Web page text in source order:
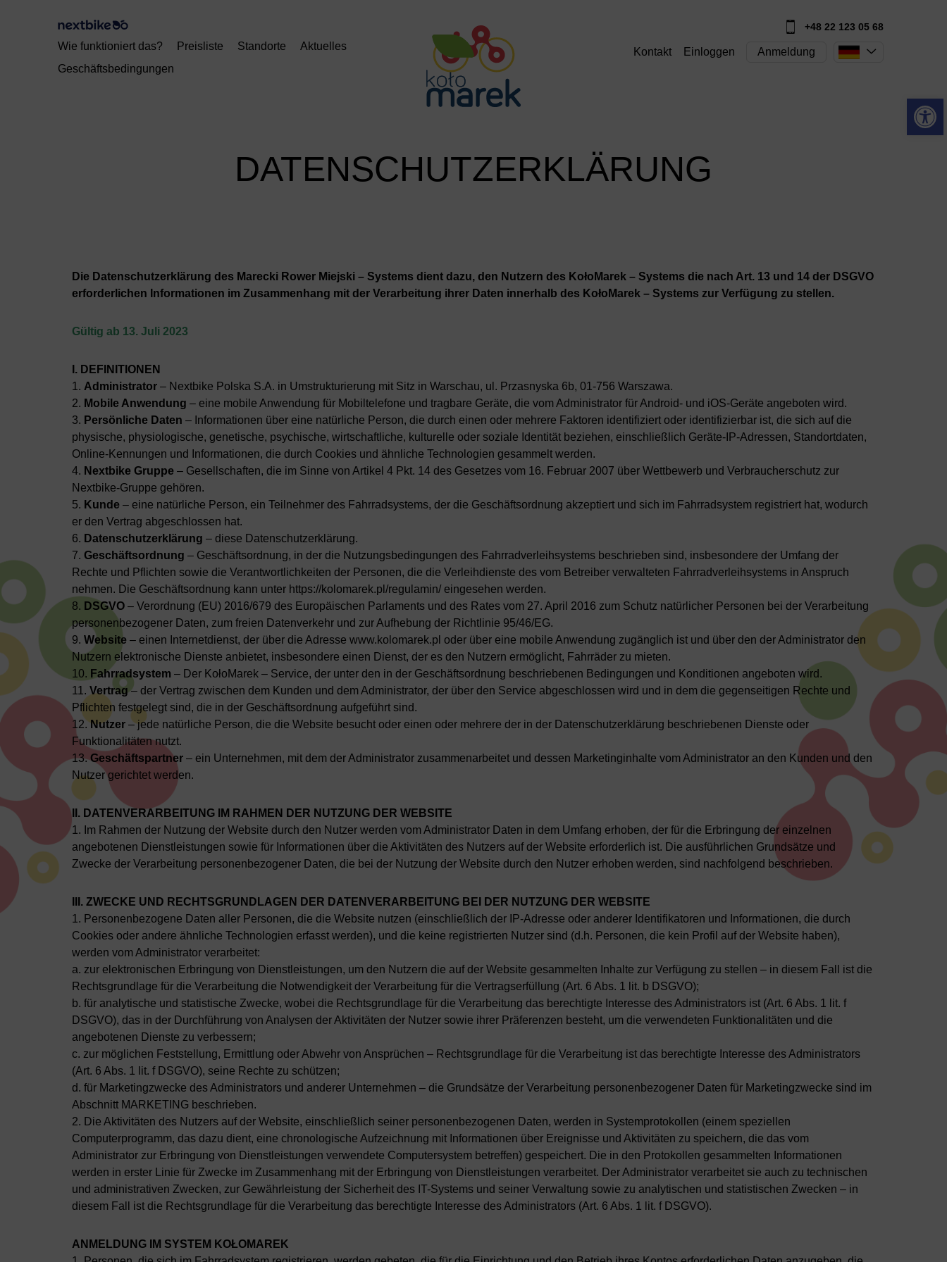
Wie funktioniert das? Preisliste Standorte
Aktuelles
Geschäftsbedingungen
+48 22 123 05 68
Kontakt Einloggen Anmeldung
DATENSCHUTZERKLÄRUNG
Die Datenschutzerklärung des Marecki Rower Miejski – Systems dient dazu, den Nutzern des KołoMarek – Systems die nach Art. 13 und 14 der DSGVO
erforderlichen Informationen im Zusammenhang mit der Verarbeitung ihrer Daten innerhalb des KołoMarek – Systems zur Verfügung zu stellen.
Gültig ab 13. Juli 2023
I. DEFINITIONEN
1. Administrator – Nextbike Polska S.A. in Umstrukturierung mit Sitz in Warschau, ul. Przasnyska 6b, 01-756 Warszawa.
2. Mobile Anwendung – eine mobile Anwendung für Mobiltelefone und tragbare Geräte, die vom Administrator für Android- und iOS-Geräte angeboten wird.
3. Persönliche Daten – Informationen über eine natürliche Person, die durch einen oder mehrere Faktoren identifiziert oder identifizierbar ist, die sich auf die
physische, physiologische, genetische, psychische, wirtschaftliche, kulturelle oder soziale Identität beziehen, einschließlich Geräte-IP-Adressen, Standortdaten,
Online-Kennungen und Informationen, die durch Cookies und ähnliche Technologien gesammelt werden.
4. Nextbike Gruppe – Gesellschaften, die im Sinne von Artikel 4 Pkt. 14 des Gesetzes vom 16. Februar 2007 über Wettbewerb und Verbraucherschutz zur
Nextbike-Gruppe gehören.
5. Kunde – eine natürliche Person, ein Teilnehmer des Fahrradsystems, der die Geschäftsordnung akzeptiert und sich im Fahrradsystem registriert hat, wodurch
er den Vertrag abgeschlossen hat.
6. Datenschutzerklärung – diese Datenschutzerklärung.
7. Geschäftsordnung – Geschäftsordnung, in der die Nutzungsbedingungen des Fahrradverleihsystems beschrieben sind, insbesondere der Umfang der
Rechte und Pflichten sowie die Verantwortlichkeiten der Personen, die die Verleihdienste des vom Betreiber verwalteten Fahrradverleihsystems in Anspruch
nehmen. Die Geschäftsordnung kann unter https://kolomarek.pl/regulamin/ eingesehen werden.
8. DSGVO – Verordnung (EU) 2016/679 des Europäischen Parlaments und des Rates vom 27. April 2016 zum Schutz natürlicher Personen bei der Verarbeitung
personenbezogener Daten, zum freien Datenverkehr und zur Aufhebung der Richtlinie 95/46/EG.
9. Website – einen Internetdienst, der über die Adresse www.kolomarek.pl oder über eine mobile Anwendung zugänglich ist und über den der Administrator den
Nutzern elektronische Dienste anbietet, insbesondere einen Dienst, der es den Nutzern ermöglicht, Fahrräder zu mieten.
10. Fahrradsystem – Der KołoMarek – Service, der unter den in der Geschäftsordnung beschriebenen Bedingungen und Konditionen angeboten wird.
11. Vertrag– der Vertrag zwischen dem Kunden und dem Administrator, der über den Service abgeschlossen wird und in dem die gegenseitigen Rechte und
Pflichten festgelegt sind, die in der Geschäftsordnung aufgeführt sind.
12.Nutzer – jede natürliche Person, die die Website besucht oder einen oder mehrere der in der Datenschutzerklärung beschriebenen Dienste oder
Funktionalitäten nutzt.
13.Geschäftspartner – ein Unternehmen, mit dem der Administrator zusammenarbeitet und dessen Marketinginhalte vom Administrator an den Kunden und den
Nutzer gerichtet werden.
II. DATENVERARBEITUNG IM RAHMEN DER NUTZUNG DER WEBSITE
1. Im Rahmen der Nutzung der Website durch den Nutzer werden vom Administrator Daten in dem Umfang erhoben, der für die Erbringung der einzelnen
angebotenen Dienstleistungen sowie für Informationen über die Aktivitäten des Nutzers auf der Website erforderlich ist. Die ausführlichen Grundsätze und
Zwecke der Verarbeitung personenbezogener Daten, die bei der Nutzung der Website durch den Nutzer erhoben werden, sind nachfolgend beschrieben.
III. ZWECKE UND RECHTSGRUNDLAGEN DER DATENVERARBEITUNG BEI DER NUTZUNG DER WEBSITE
1. Personenbezogene Daten aller Personen, die die Website nutzen (einschließlich der IP-Adresse oder anderer Identifikatoren und Informationen, die durch
Cookies oder andere ähnliche Technologien erfasst werden), und die keine registrierten Nutzer sind (d.h. Personen, die kein Profil auf der Website haben),
werden vom Administrator verarbeitet:
a. zur elektronischen Erbringung von Dienstleistungen, um den Nutzern die auf der Website gesammelten Inhalte zur Verfügung zu stellen – in diesem Fall ist die
Rechtsgrundlage für die Verarbeitung die Notwendigkeit der Verarbeitung für die Vertragserfüllung (Art. 6 Abs. 1 lit. b DSGVO);
b. für analytische und statistische Zwecke, wobei die Rechtsgrundlage für die Verarbeitung das berechtigte Interesse des Administrators ist (Art. 6 Abs. 1 lit. f
DSGVO), das in der Durchführung von Analysen der Aktivitäten der Nutzer sowie ihrer Präferenzen besteht, um die verwendeten Funktionalitäten und die
angebotenen Dienste zu verbessern;
c. zur möglichen Feststellung, Ermittlung oder Abwehr von Ansprüchen – Rechtsgrundlage für die Verarbeitung ist das berechtigte Interesse des Administrators
(Art. 6 Abs. 1 lit. f DSGVO), seine Rechte zu schützen;
d. für Marketingzwecke des Administrators und anderer Unternehmen – die Grundsätze der Verarbeitung personenbezogener Daten für Marketingzwecke sind im
Abschnitt MARKETING beschrieben.
2. Die Aktivitäten des Nutzers auf der Website, einschließlich seiner personenbezogenen Daten, werden in Systemprotokollen (einem speziellen
Computerprogramm, das dazu dient, eine chronologische Aufzeichnung mit Informationen über Ereignisse und Aktivitäten zu speichern, die das vom
Administrator zur Erbringung von Dienstleistungen verwendete Computersystem betreffen) gespeichert. Die in den Protokollen gesammelten Informationen
werden in erster Linie für Zwecke im Zusammenhang mit der Erbringung von Dienstleistungen verarbeitet. Der Administrator verarbeitet sie auch zu technischen
und administrativen Zwecken, zur Gewährleistung der Sicherheit des IT-Systems und seiner Verwaltung sowie zu analytischen und statistischen Zwecken – in
diesem Fall ist die Rechtsgrundlage für die Verarbeitung das berechtigte Interesse des Administrators (Art. 6 Abs. 1 lit. f DSGVO).
ANMELDUNG IM SYSTEM KOŁOMAREK